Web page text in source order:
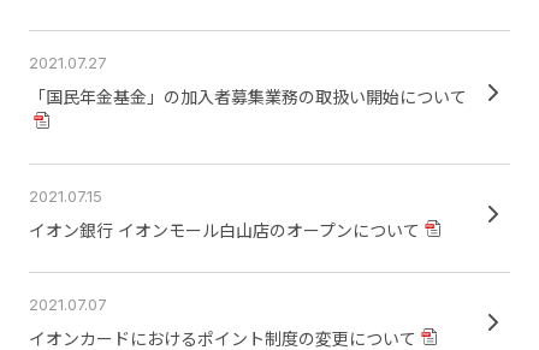
2021.07.27
「国民年金基金」の加入者募集業務の取扱い開始について
2021.07.15
イオン銀行 イオンモール白山店のオープンについて
2021.07.07
イオンカードにおけるポイント制度の変更について